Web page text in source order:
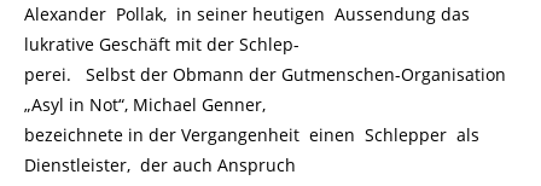
Alexander Pollak, in seiner heutigen Aussendung das
lukrative Geschäft mit der Schlep-
perei. Selbst der Obmann der Gutmenschen-Organisation
„Asyl in Not“, Michael Genner,
bezeichnete in der Vergangenheit einen Schlepper als
Dienstleister, der auch Anspruch